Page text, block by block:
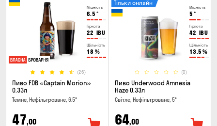
Міцність
6.5 °
Гіркота
22 IBU
Щільність
18 %
(26)
Пиво FDB «Captain Morion»
0.33л
Темне, Нефільтроване, 6.5°
47,00
Міцність
5 °
Гіркота
42 IBU
Щільність
13.5 %
(0)
Тільки онлайн
Пиво Underwood Amnesia
Haze 0.33л
Світле, Нефільтроване, 5°
64,00